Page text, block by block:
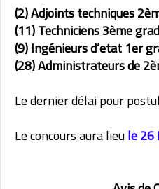
(2) Adjoints techniques
(11) Techniciens 3ème
(9) Ingénieurs d’etat 1er
(28) Administrateurs de
Le dernier délai pour
Le concours aura lieule 26